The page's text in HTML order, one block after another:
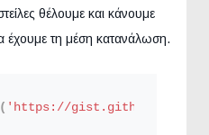
θέλουμε και κάνουμε
έχουμε τη μέση κατανάλωση.
( 'https://